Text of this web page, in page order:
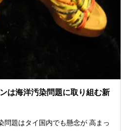
は海洋汚染問題に取り組む新
問題はタイ国内でも懸念が 高まっ